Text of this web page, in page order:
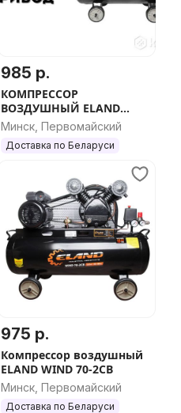
985 р.
КОМПРЕССОР
ВОЗДУШНЫЙ ELAND
WIND 50-2CВ
Минск, Первомайский
Доставка по Беларуси
975 р.
Компрессор воздушный
ELAND WIND 70-2CВ
Минск, Первомайский
Доставка по Беларуси